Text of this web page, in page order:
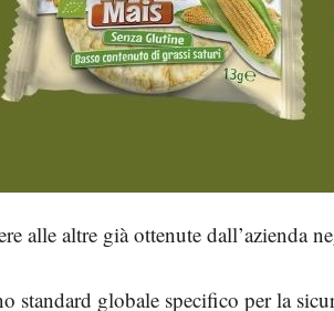
alle altre già ottenute dall’azienda
standard globale specifico per la